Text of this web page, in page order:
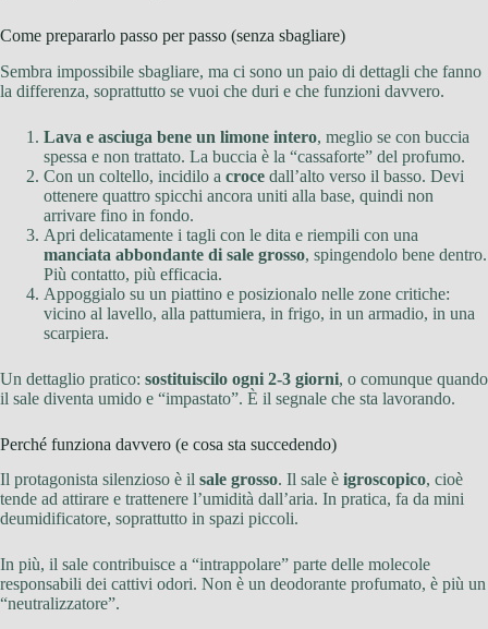
Come prepararlo passo per passo (senza sbagliare)
Sembra impossibile sbagliare, ma ci sono un paio di dettagli che fanno
la differenza, soprattutto se vuoi che duri e che funzioni davvero.
Lava e asciuga bene un limone intero, meglio se con buccia
spessa e non trattato. La buccia è la “cassaforte” del profumo.
Con un coltello, incidilo a croce dall’alto verso il basso. Devi
ottenere quattro spicchi ancora uniti alla base, quindi non
arrivare fino in fondo.
Apri delicatamente i tagli con le dita e riempili con una
manciata abbondante di sale grosso, spingendolo bene dentro.
Più contatto, più efficacia.
Appoggialo su un piattino e posizionalo nelle zone critiche:
vicino al lavello, alla pattumiera, in frigo, in un armadio, in una
scarpiera.
Un dettaglio pratico: sostituiscilo ogni 2-3 giorni, o comunque quando
il sale diventa umido e “impastato”. È il segnale che sta lavorando.
Perché funziona davvero (e cosa sta succedendo)
Il protagonista silenzioso è il sale grosso. Il sale è igroscopico, cioè
tende ad attirare e trattenere l’umidità dall’aria. In pratica, fa da mini
deumidificatore, soprattutto in spazi piccoli.
In più, il sale contribuisce a “intrappolare” parte delle molecole
responsabili dei cattivi odori. Non è un deodorante profumato, è più un
“neutralizzatore”.